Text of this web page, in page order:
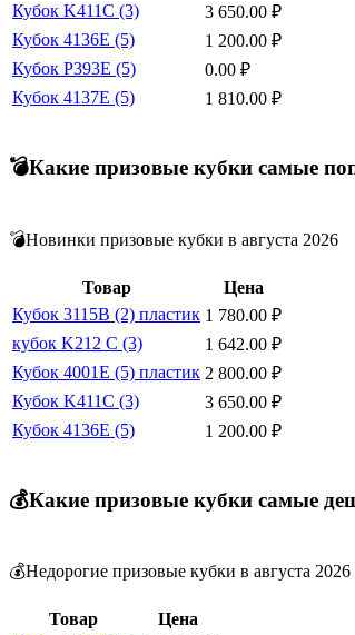
Кубок K411C (3)
3 650.00 ₽
Кубок 4136E (5)
1 200.00 ₽
Кубок P393E (5)
0.00 ₽
Кубок 4137E (5)
1 810.00 ₽
💣Какие призовые кубки самые
💣Новинки призовые кубки в августа 2026
Товар
Цена
Кубок 3115B (2) пластик 1 780.00 ₽
кубок K212 С (3)
1 642.00 ₽
Кубок 4001E (5) пластик 2 800.00 ₽
Кубок K411C (3)
3 650.00 ₽
Кубок 4136E (5)
1 200.00 ₽
💰Какие призовые кубки самые
💰Недорогие призовые кубки в августа 2026
Товар
Цена